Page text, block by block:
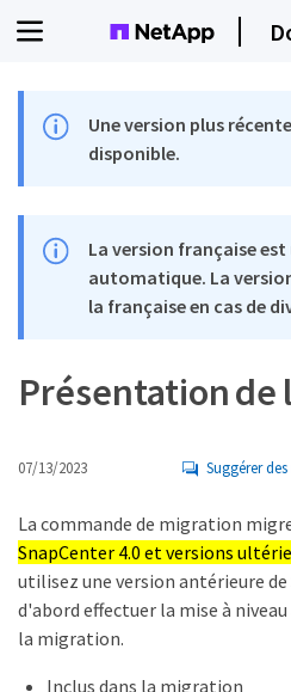
Une version plus
disponible.
La version française
automatique. La
la française en cas de
Présentation de
07/13/2023 Suggérer
La commande de migration
SnapCenter 4.0 et versions
utilisez une version antérieure de
d'abord effectuer la mise à
la migration.
Inclus dans la migration